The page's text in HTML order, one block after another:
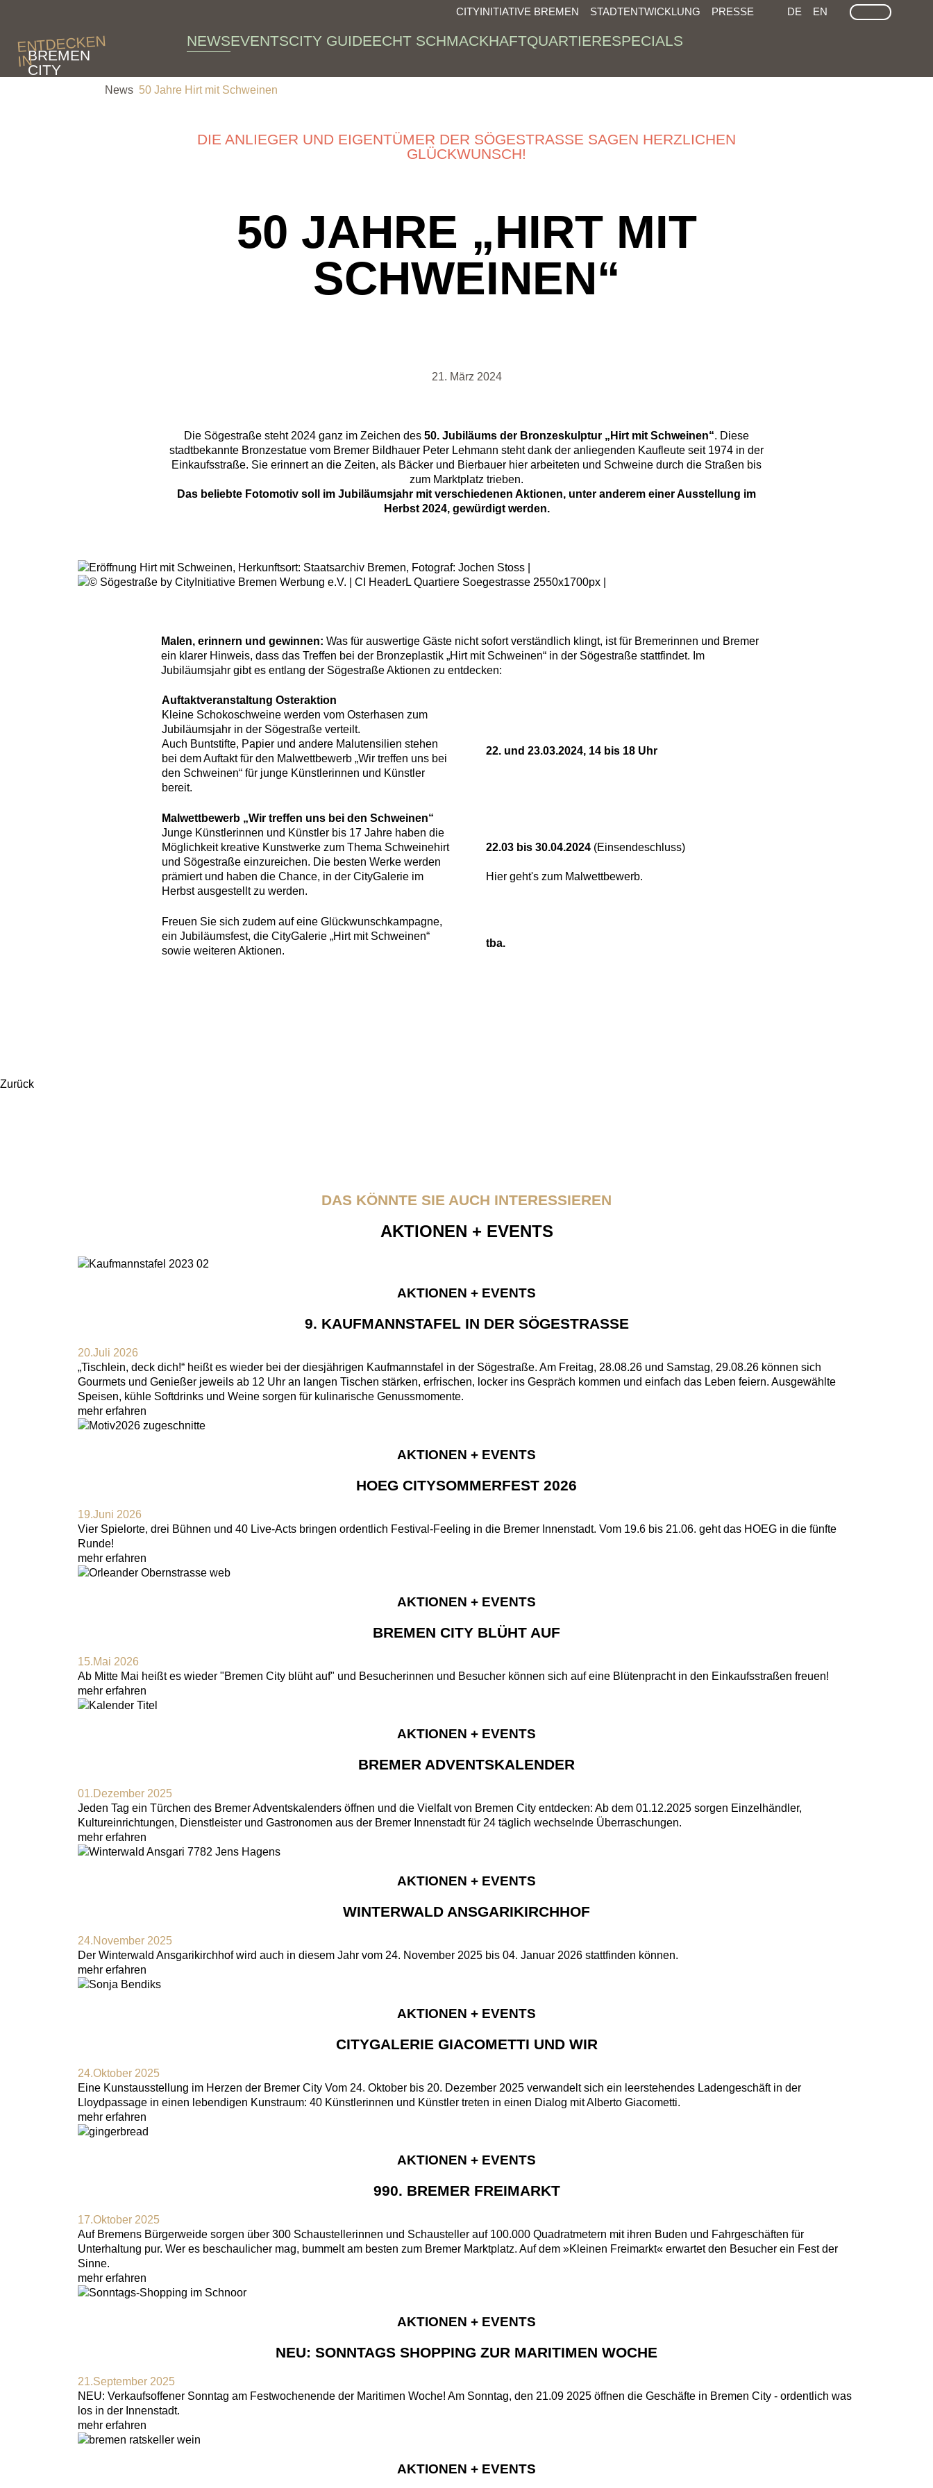
CITYINITIATIVE BREMEN STADTENTWICKLUNG PRESSE LEICHTE SPRACHE
GEÄRDEN SPRACHEN
DE EN SUCHE
ENTDECKEN
INBREMEN
CITY
NEWSEVENTSCITY GUIDEECHT SCHMACKHAFTQUARTIERESPECIALS
News 50 Jahre Hirt mit Schweinen
DIE ANLIEGER UND EIGENTÜMER DER SÖGESTRASSE SAGEN HERZLICHEN G
LÜCKWUNSCH!
50 JAHRE „HIRT MIT
SCHWEINEN“
21. März 2024
Die Sögestraße steht 2024 ganz im Zeichen des 50. Jubiläums der Bronzeskulptur „Hirt mit Schweinen“. Diese
stadtbekannte Bronzestatue vom Bremer Bildhauer Peter Lehmann steht dank der anliegenden Kaufleute seit 1974 in der
Einkaufsstraße. Sie erinnert an die Zeiten, als Bäcker und Bierbauer hier arbeiteten und Schweine durch die Straßen bis
zum Marktplatz trieben.
Das beliebte Fotomotiv soll im Jubiläumsjahr mit verschiedenen Aktionen, unter anderem einer Ausstellung im
Herbst 2024, gewürdigt werden.
Malen, erinnern und gewinnen: Was für auswertige Gäste nicht sofort verständlich klingt, ist für Bremerinnen und Bremer
ein klarer Hinweis, dass das Treffen bei der Bronzeplastik „Hirt mit Schweinen“ in der Sögestraße stattfindet. Im
Jubiläumsjahr gibt es entlang der Sögestraße Aktionen zu entdecken:
Auftaktveranstaltung Osteraktion
Kleine Schokoschweine werden vom Osterhasen zum
Jubiläumsjahr in der Sögestraße verteilt.
Auch Buntstifte, Papier und andere Malutensilien stehen
bei dem Auftakt für den Malwettbewerb „Wir treffen uns bei
den Schweinen“ für junge Künstlerinnen und Künstler
bereit.
22. und 23.03.2024, 14 bis 18 Uhr
Malwettbewerb „Wir treffen uns bei den Schweinen“
Junge Künstlerinnen und Künstler bis 17 Jahre haben die
Möglichkeit kreative Kunstwerke zum Thema Schweinehirt
und Sögestraße einzureichen. Die besten Werke werden
prämiert und haben die Chance, in der CityGalerie im
Herbst ausgestellt zu werden.
22.03 bis 30.04.2024 (Einsendeschluss)
Hier geht's zum Malwettbewerb.
Freuen Sie sich zudem auf eine Glückwunschkampagne,
ein Jubiläumsfest, die CityGalerie „Hirt mit Schweinen“
sowie weiteren Aktionen.
tba.
Zurück
DAS KÖNNTE SIE AUCH INTERESSIEREN
AKTIONEN + EVENTS
AKTIONEN + EVENTS
9. KAUFMANNSTAFEL IN DER SÖGESTRASSE
20.Juli 2026
„Tischlein, deck dich!“ heißt es wieder bei der diesjährigen Kaufmannstafel in der Sögestraße. Am Freitag, 28.08.26 und Samstag, 29.08.26 können sich
Gourmets und Genießer jeweils ab 12 Uhr an langen Tischen stärken, erfrischen, locker ins Gespräch kommen und einfach das Leben feiern. Ausgewählte
Speisen, kühle Softdrinks und Weine sorgen für kulinarische Genussmomente.
mehr erfahren
AKTIONEN + EVENTS
HOEG CITYSOMMERFEST 2026
19.Juni 2026
Vier Spielorte, drei Bühnen und 40 Live-Acts bringen ordentlich Festival-Feeling in die Bremer Innenstadt. Vom 19.6 bis 21.06. geht das HOEG in die fünfte
Runde!
mehr erfahren
AKTIONEN + EVENTS
BREMEN CITY BLÜHT AUF
15.Mai 2026
Ab Mitte Mai heißt es wieder "Bremen City blüht auf" und Besucherinnen und Besucher können sich auf eine Blütenpracht in den Einkaufsstraßen freuen!
mehr erfahren
AKTIONEN + EVENTS
BREMER ADVENTSKALENDER
01.Dezember 2025
Jeden Tag ein Türchen des Bremer Adventskalenders öffnen und die Vielfalt von Bremen City entdecken: Ab dem 01.12.2025 sorgen Einzelhändler,
Kultureinrichtungen, Dienstleister und Gastronomen aus der Bremer Innenstadt für 24 täglich wechselnde Überraschungen.
mehr erfahren
AKTIONEN + EVENTS
WINTERWALD ANSGARIKIRCHHOF
24.November 2025
Der Winterwald Ansgarikirchhof wird auch in diesem Jahr vom 24. November 2025 bis 04. Januar 2026 stattfinden können.
mehr erfahren
AKTIONEN + EVENTS
CITYGALERIE GIACOMETTI UND WIR
24.Oktober 2025
Eine Kunstausstellung im Herzen der Bremer City Vom 24. Oktober bis 20. Dezember 2025 verwandelt sich ein leerstehendes Ladengeschäft in der
Lloydpassage in einen lebendigen Kunstraum: 40 Künstlerinnen und Künstler treten in einen Dialog mit Alberto Giacometti.
mehr erfahren
AKTIONEN + EVENTS
990. BREMER FREIMARKT
17.Oktober 2025
Auf Bremens Bürgerweide sorgen über 300 Schaustellerinnen und Schausteller auf 100.000 Quadratmetern mit ihren Buden und Fahrgeschäften für
Unterhaltung pur. Wer es beschaulicher mag, bummelt am besten zum Bremer Marktplatz. Auf dem »Kleinen Freimarkt« erwartet den Besucher ein Fest der
Sinne.
mehr erfahren
AKTIONEN + EVENTS
NEU: SONNTAGS SHOPPING ZUR MARITIMEN WOCHE
21.September 2025
NEU: Verkaufsoffener Sonntag am Festwochenende der Maritimen Woche! Am Sonntag, den 21.09 2025 öffnen die Geschäfte in Bremen City - ordentlich was
los in der Innenstadt.
mehr erfahren
AKTIONEN + EVENTS